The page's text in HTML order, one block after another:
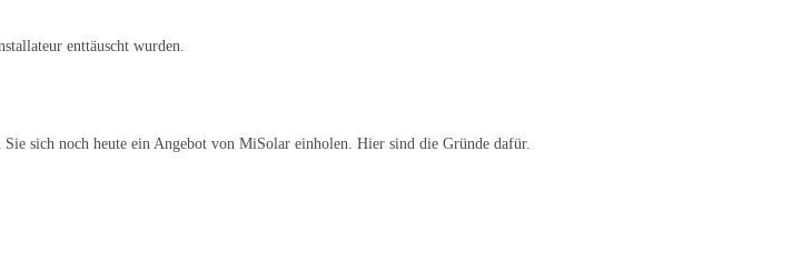
enttäuscht wurden.
sich noch heute ein Angebot von MiSolar einholen. Hier sind die Gründe dafür.